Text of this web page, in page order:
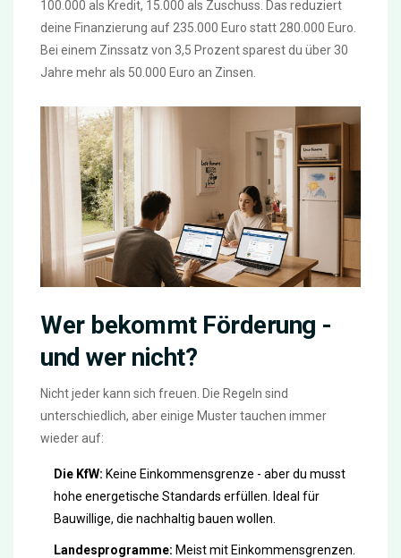
100.000 als Kredit, 15.000 als Zuschuss. Das reduziert
deine Finanzierung auf 235.000 Euro statt 280.000 Euro.
Bei einem Zinssatz von 3,5 Prozent sparest du über 30
Jahre mehr als 50.000 Euro an Zinsen.
Wer bekommt Förderung -
und wer nicht?
Nicht jeder kann sich freuen. Die Regeln sind
unterschiedlich, aber einige Muster tauchen immer
wieder auf:
Die KfW: Keine Einkommensgrenze - aber du musst
hohe energetische Standards erfüllen. Ideal für
Bauwillige, die nachhaltig bauen wollen.
Landesprogramme: Meist mit Einkommensgrenzen.